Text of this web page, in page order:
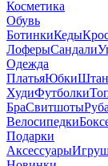
Косметика
Обувь
БотинкиКеды
ЛоферыСандали
Одежда
ПлатьяЮбки
ХудиФутболки
БраСвитшоты
Велосипедки
Подарки
Аксессуары